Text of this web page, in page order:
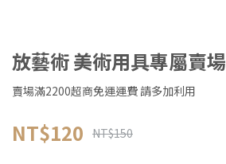
放藝術 美術用具專屬賣場
賣場滿2200超商免運運費 請多加利用
NT$120 NT$150